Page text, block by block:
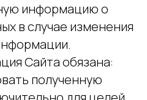
информацию о
в случае изменения
Сайта обязана:
полученную